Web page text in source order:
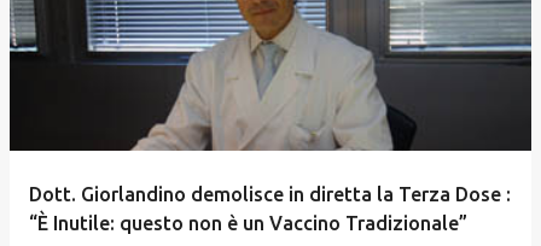
Dott. Giorlandino demolisce in diretta la Terza Dose :
“È Inutile: questo non è un Vaccino Tradizionale”